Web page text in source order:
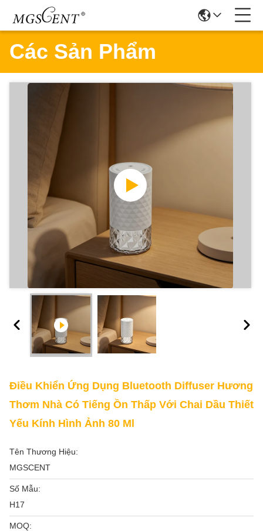
Các Sản Phẩm
Điều Khiển Ứng Dụng Bluetooth Diffuser Hương
Thơm Nhà Có Tiếng Ồn Thấp Với Chai Dầu Thiết
Yếu Kính Hình Ảnh 80 Ml
Tên Thương Hiệu:
MGSCENT
Số Mẫu:
H17
MOQ: